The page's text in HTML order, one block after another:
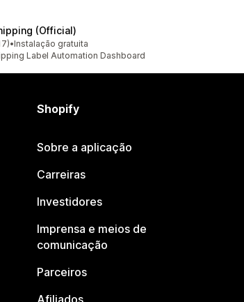
(Official)
de avaliações
•Instalação gratuita
Label Automation Dashboard
Shopify
Sobre a aplicação
Carreiras
Investidores
Imprensa e meios de
comunicação
Parceiros